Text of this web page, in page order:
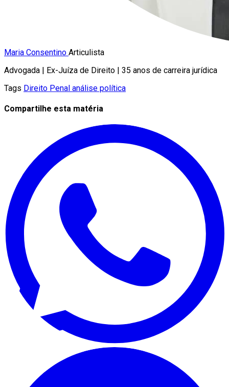
Maria Consentino Articulista
Advogada | Ex-Juíza de Direito | 35 anos de carreira jurídica
Tags Direito Penal análise política
Compartilhe esta matéria